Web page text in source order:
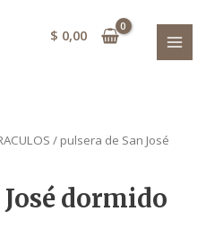
$ 0,00
/ pulsera de San José
dormido